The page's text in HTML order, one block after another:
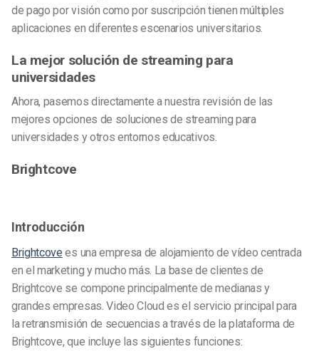
de pago por visión como por suscripción tienen múltiples
aplicaciones en diferentes escenarios universitarios.
La mejor solución de streaming para
universidades
Ahora, pasemos directamente a nuestra revisión de las
mejores opciones de soluciones de streaming para
universidades y otros entornos educativos.
Brightcove
Introducción
Brightcove es una empresa de alojamiento de vídeo centrada
en el marketing y mucho más. La base de clientes de
Brightcove se compone principalmente de medianas y
grandes empresas. Video Cloud es el servicio principal para
la retransmisión de secuencias a través de la plataforma de
Brightcove, que incluye las siguientes funciones: